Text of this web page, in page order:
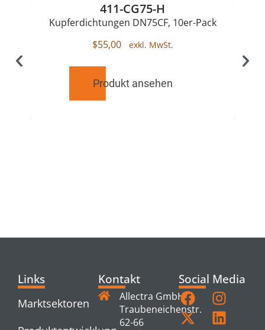
411-CG75-H
Kupferdichtungen DN75CF, 10er-Pack
$55,00
Produkt ansehen
Links
Marktsektoren
Kontakt
Allectra GmbH
Traubeneichenstr.
62-66
Social Media